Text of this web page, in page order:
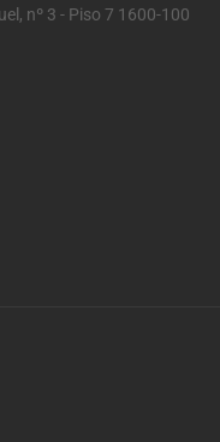
nº 3 - Piso 7 1600-100